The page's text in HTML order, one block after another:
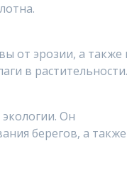
от эрозии, а также
в
Он
берегов, а